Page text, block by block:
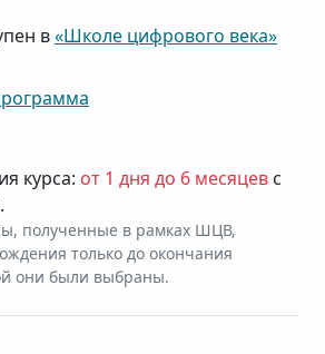
в«Школе цифрового века»
курса: от 1 дня до 6 месяцев с
полученные в рамках ШЦВ,
только до окончания
они были выбраны.